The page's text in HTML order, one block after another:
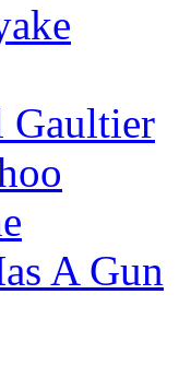
Gaultier
A Gun